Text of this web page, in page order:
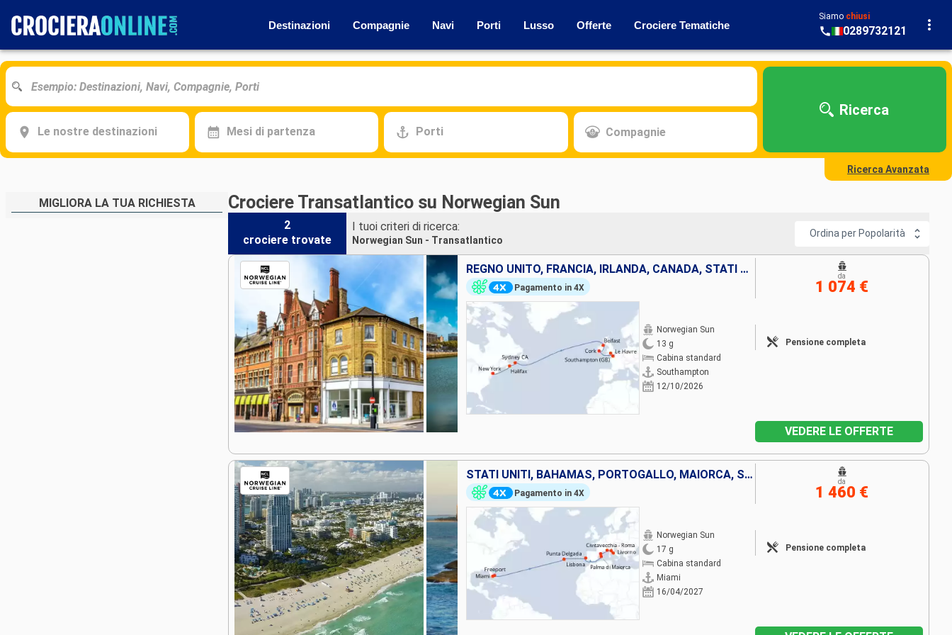
Destinazioni Compagnie Navi Porti Lusso Offerte Crociere Tematiche
Siamo chiusi
0289732121
Le nostre destinazioni Mesi di partenza Porti Compagnie
Ricerca
Ricerca Avanzata
MIGLIORA LA TUA RICHIESTA Crociere Transatlantico su Norwegian Sun
2
crociere trovate
I tuoi criteri di ricerca:
Norwegian Sun - Transatlantico
Ordina per Popolarità
REGNO UNITO, FRANCIA, IRLANDA, CANADA, STATI UNITI
Pagamento in 4X
Norwegian Sun
13 g
Cabina standard
Southampton
12/10/2026
Pensione completa
da
1 074 €
VEDERE LE OFFERTE
STATI UNITI, BAHAMAS, PORTOGALLO, MAIORCA, SPAGNA, FRANCIA, ITALIA
Pagamento in 4X
Norwegian Sun
17 g
Cabina standard
Miami
16/04/2027
Pensione completa
da
1 460 €